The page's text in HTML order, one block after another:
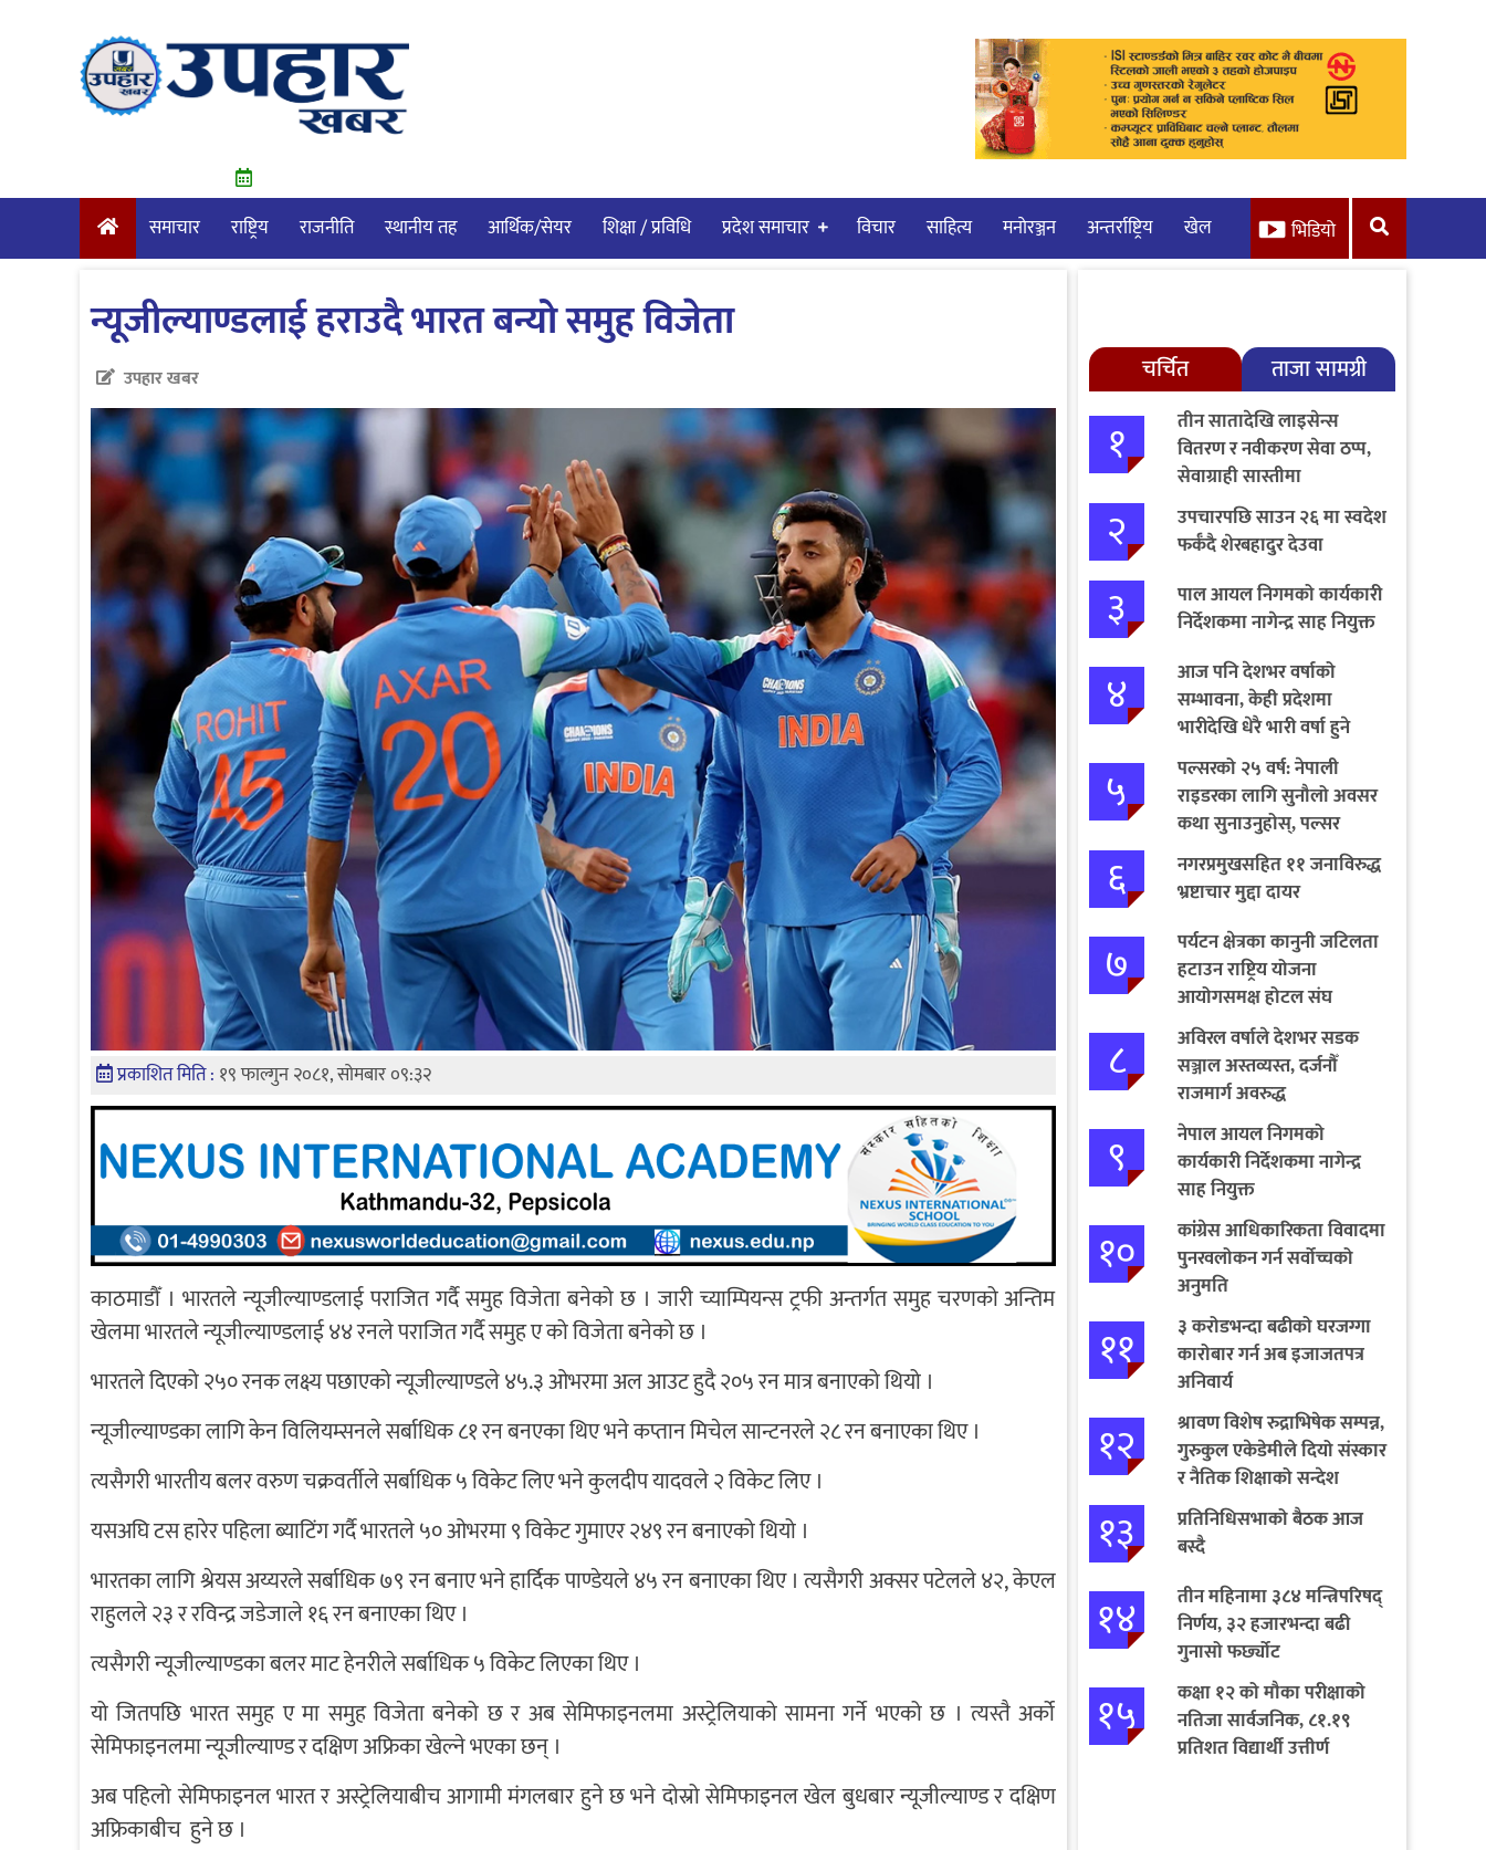
समाचार राष्ट्रिय राजनीति स्थानीय तह आर्थिक/सेयर शिक्षा / प्रविधि प्रदेश समाचार विचार साहित्य मनाेरञ्जन अन्तर्राष्ट्रिय खेल भिडियो
न्यूजील्याण्डलाई हराउदै भारत बन्यो समुह विजेता
उपहार खबर
प्रकाशित मिति : १९ फाल्गुन २०८१, सोमबार ०९:३२
काठमाडौँ । भारतले न्यूजील्याण्डलाई पराजित गर्दै समुह विजेता बनेको छ । जारी च्याम्पियन्स ट्रफी अन्तर्गत समुह चरणको अन्तिम
खेलमा भारतले न्यूजील्याण्डलाई ४४ रनले पराजित गर्दै समुह ए को विजेता बनेको छ ।
भारतले दिएको २५० रनक लक्ष्य पछाएको न्यूजील्याण्डले ४५.३ ओभरमा अल आउट हुदै २०५ रन मात्र बनाएको थियो ।
न्यूजील्याण्डका लागि केन विलियम्सनले सर्बाधिक ८१ रन बनएका थिए भने कप्तान मिचेल सान्टनरले २८ रन बनाएका थिए ।
त्यसैगरी भारतीय बलर वरुण चक्रवर्तीले सर्बाधिक ५ विकेट लिए भने कुलदीप यादवले २ विकेट लिए ।
यसअघि टस हारेर पहिला ब्याटिंग गर्दै भारतले ५० ओभरमा ९ विकेट गुमाएर २४९ रन बनाएको थियो ।
भारतका लागि श्रेयस अय्यरले सर्बाधिक ७९ रन बनाए भने हार्दिक पाण्डेयले ४५ रन बनाएका थिए । त्यसैगरी अक्सर पटेलले ४२, केएल
राहुलले २३ र रविन्द्र जडेजाले १६ रन बनाएका थिए ।
त्यसैगरी न्यूजील्याण्डका बलर माट हेनरीले सर्बाधिक ५ विकेट लिएका थिए ।
यो जितपछि भारत समुह ए मा समुह विजेता बनेको छ र अब सेमिफाइनलमा अस्ट्रेलियाको सामना गर्ने भएको छ । त्यस्तै अर्को
सेमिफाइनलमा न्यूजील्याण्ड र दक्षिण अफ्रिका खेल्ने भएका छन् ।
अब पहिलो सेमिफाइनल भारत र अस्ट्रेलियाबीच आगामी मंगलबार हुने छ भने दोस्रो सेमिफाइनल खेल बुधबार न्यूजील्याण्ड र दक्षिण
अफ्रिकाबीच हुने छ ।
चर्चित ताजा सामग्री
१
तीन सातादेखि लाइसेन्स
वितरण र नवीकरण सेवा ठप्प,
सेवाग्राही सास्तीमा
२
उपचारपछि साउन २६ मा स्वदेश
फर्कँदै शेरबहादुर देउवा
३
पाल आयल निगमको कार्यकारी
निर्देशकमा नागेन्द्र साह नियुक्त
४
आज पनि देशभर वर्षाको
सम्भावना, केही प्रदेशमा
भारीदेखि धेरै भारी वर्षा हुने
चेतावनी
५
पल्सरको २५ वर्ष: नेपाली
राइडरका लागि सुनौलो अवसर
कथा सुनाउनुहोस्, पल्सर
जित्नुहोस्
६
नगरप्रमुखसहित ११ जनाविरुद्ध
भ्रष्टाचार मुद्दा दायर
७
पर्यटन क्षेत्रका कानुनी जटिलता
हटाउन राष्ट्रिय योजना
आयोगसमक्ष होटल संघ
बागमतीका पाँचबुँदे माग
८
अविरल वर्षाले देशभर सडक
सञ्जाल अस्तव्यस्त, दर्जनौँ
राजमार्ग अवरुद्ध
९
नेपाल आयल निगमको
कार्यकारी निर्देशकमा नागेन्द्र
साह नियुक्त
१०
कांग्रेस आधिकारिकता विवादमा
पुनरवलोकन गर्न सर्वोच्चको
अनुमति
११
३ करोडभन्दा बढीको घरजग्गा
कारोबार गर्न अब इजाजतपत्र
अनिवार्य
१२
श्रावण विशेष रुद्राभिषेक सम्पन्न,
गुरुकुल एकेडेमीले दियो संस्कार
र नैतिक शिक्षाको सन्देश
१३
प्रतिनिधिसभाको बैठक आज
बस्दै
१४
तीन महिनामा ३८४ मन्त्रिपरिषद्
निर्णय, ३२ हजारभन्दा बढी
गुनासो फर्छ्योट
१५
कक्षा १२ को मौका परीक्षाको
नतिजा सार्वजनिक, ८१.१९
प्रतिशत विद्यार्थी उत्तीर्ण